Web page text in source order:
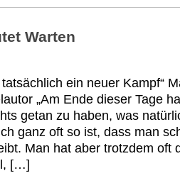
Warten
ein neuer Kampf“
„Am Ende dieser Tage
getan zu haben, was
ganz oft so ist, dass man
Man hat aber trotzdem oft
[…]